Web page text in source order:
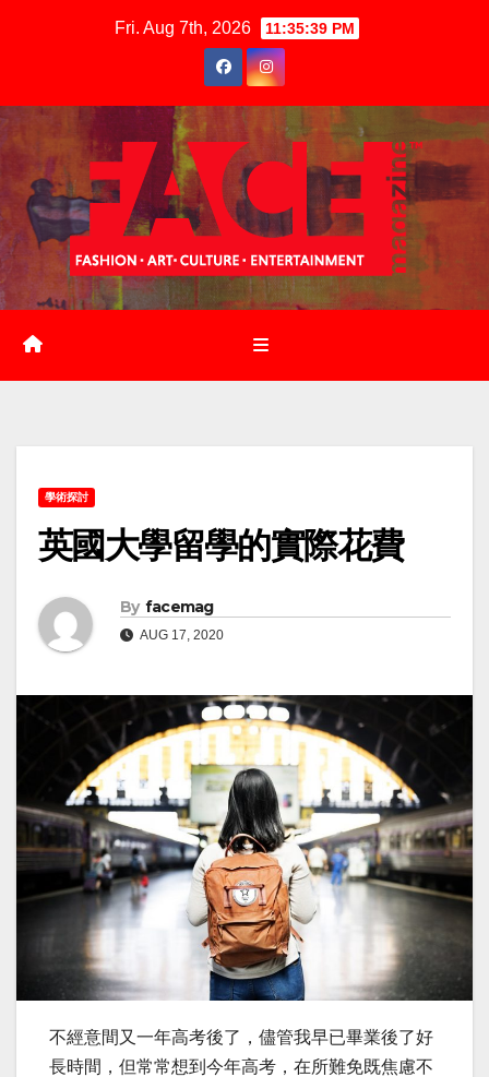
Fri. Aug 7th, 2026 11:35:40 PM
學術探討
英國大學留學的實際花費
By facemag
AUG 17, 2020
不經意間又一年高考後了，儘管我早已畢業後了好
長時間，但常常想到今年高考，在所難免既焦慮不